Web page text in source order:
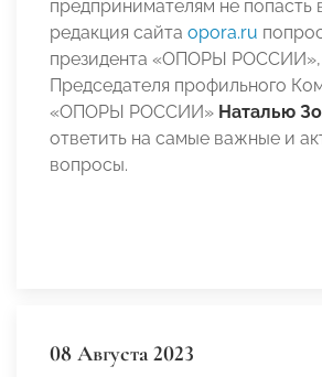
предпринимателям не попасть
редакция сайта opora.ru
президента «ОПОРЫ РОССИИ»,
Председателя профильного
«ОПОРЫ РОССИИ» Наталью
ответить на самые важные и
вопросы.
08 Августа 2023